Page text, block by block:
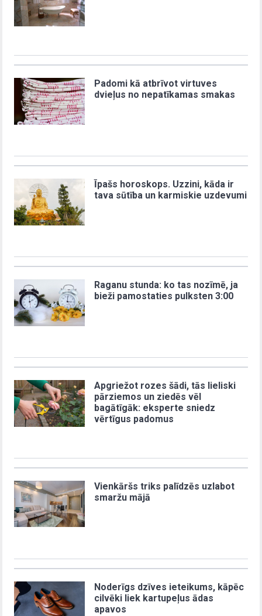
Padomi kā atbrīvot virtuves
dvieļus no nepatīkamas smakas
Īpašs horoskops. Uzzini, kāda ir
tava sūtība un karmiskie uzdevumi
Raganu stunda: ko tas nozīmē, ja
bieži pamostaties pulksten 3:00
Apgriežot rozes šādi, tās lieliski
pārziemos un ziedēs vēl
bagātīgāk: eksperte sniedz
vērtīgus padomus
Vienkāršs triks palīdzēs uzlabot
smaržu mājā
Noderīgs dzīves ieteikums, kāpēc
cilvēki liek kartupeļus ādas
apavos